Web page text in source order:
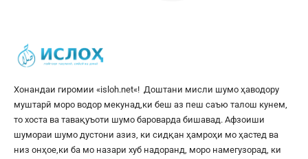
Хонандаи гиромии «isloh.net«! Доштани мисли шумо ҳаводору
муштарӣ моро водор мекунад,ки беш аз пеш саъю талош кунем,
то хоста ва тавақуъоти шумо бароварда бишавад. Афзоиши
шумораи шумо дустони азиз, ки сидқан ҳамроҳи мо ҳастед ва
низ онҳое,ки ба мо назари хуб надоранд, моро намегузорад, ки